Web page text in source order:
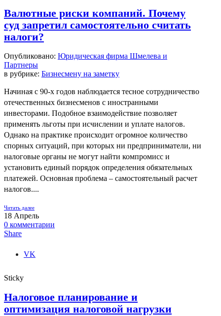
Валютные риски компаний. Почему
суд запретил самостоятельно считать
налоги?
Опубликовано: Юридическая фирма Шмелева и
Партнеры
в рубрике: Бизнесмену на заметку
Начиная с 90-х годов наблюдается тесное сотрудничество
отечественных бизнесменов с иностранными
инвесторами. Подобное взаимодействие позволяет
применять льготы при исчислении и уплате налогов.
Однако на практике происходит огромное количество
спорных ситуаций, при которых ни предприниматели, ни
налоговые органы не могут найти компромисс и
установить единый порядок определения обязательных
платежей. Основная проблема – самостоятельный расчет
налогов....
Читать далее
18 Апрель
0 комментарии
Share
VK
Sticky
Налоговое планирование и
оптимизация налоговой нагрузки